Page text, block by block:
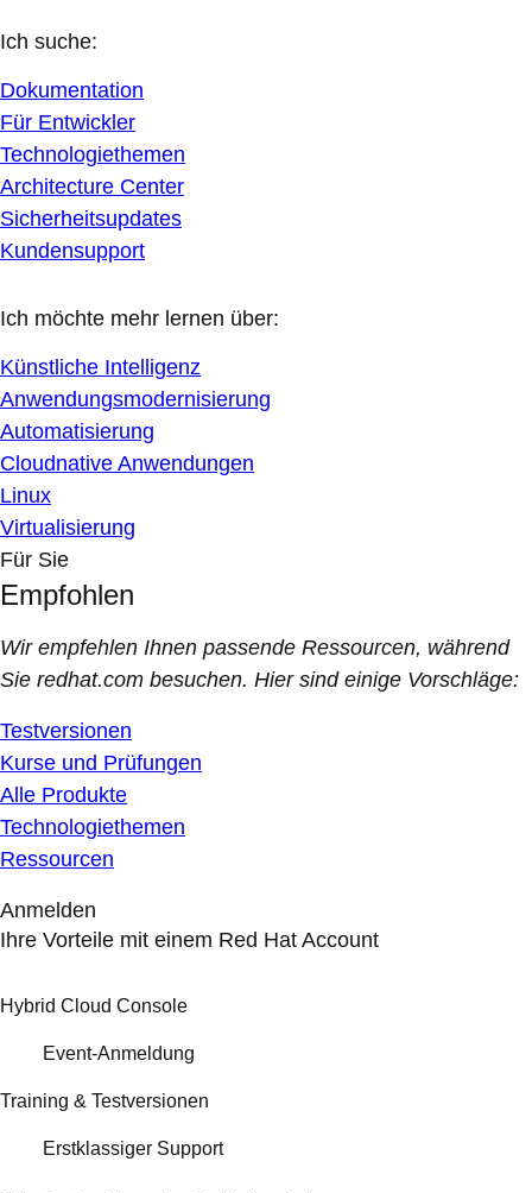
Ich suche:
Dokumentation
Für Entwickler
Technologiethemen
Architecture Center
Sicherheitsupdates
Kundensupport
Ich möchte mehr lernen über:
Künstliche Intelligenz
Anwendungsmodernisierung
Automatisierung
Cloudnative Anwendungen
Linux
Virtualisierung
Für Sie
Empfohlen
Wir empfehlen Ihnen passende Ressourcen, während
Sie redhat.com besuchen. Hier sind einige Vorschläge:
Testversionen
Kurse und Prüfungen
Alle Produkte
Technologiethemen
Ressourcen
Anmelden
Ihre Vorteile mit einem Red Hat Account
Hybrid Cloud Console
Event-Anmeldung
Training & Testversionen
Erstklassiger Support